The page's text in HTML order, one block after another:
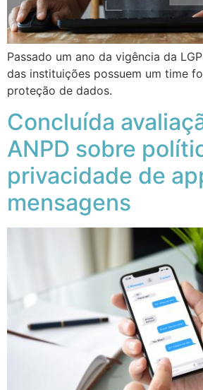
Passado um ano da vigência da
das instituições possuem um time
proteção de dados.
Concluída
ANPD sobre
privacidade de
mensagens